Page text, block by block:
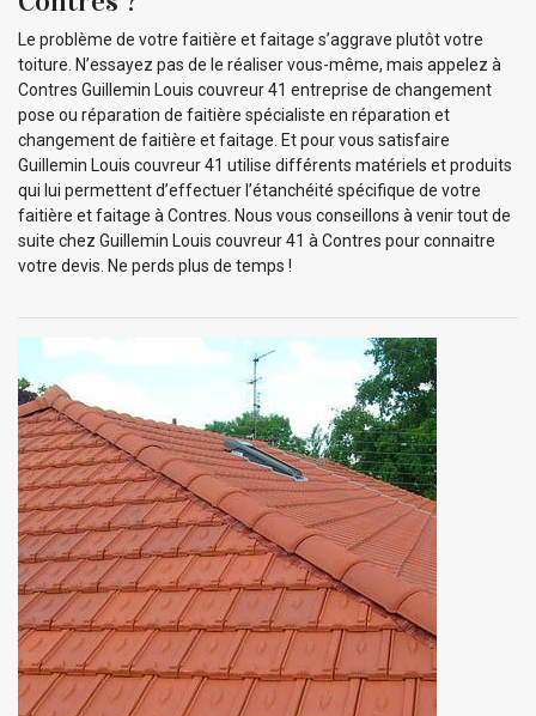
Le problème de votre faitière et faitage s’aggrave plutôt votre
toiture. N’essayez pas de le réaliser vous-même, mais appelez à
Contres Guillemin Louis couvreur 41 entreprise de changement
pose ou réparation de faitière spécialiste en réparation et
changement de faitière et faitage. Et pour vous satisfaire
Guillemin Louis couvreur 41 utilise différents matériels et produits
qui lui permettent d’effectuer l’étanchéité spécifique de votre
faitière et faitage à Contres. Nous vous conseillons à venir tout de
suite chez Guillemin Louis couvreur 41 à Contres pour connaitre
votre devis. Ne perds plus de temps !